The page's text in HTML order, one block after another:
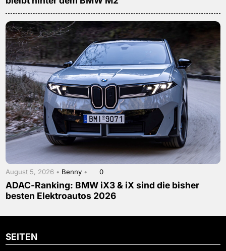
August 5, 2026 • Benny • 0
ADAC-Ranking: BMW iX3 & iX sind die bisher
besten Elektroautos 2026
SEITEN